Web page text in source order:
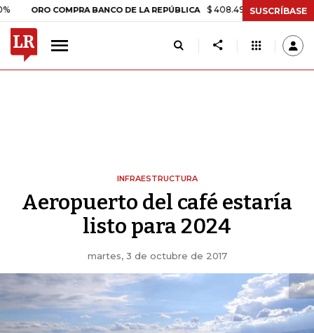
ORO COMPRA BANCO DE LA REPÚBLICA $ 408.498,97 +$ 8.753,81
SUSCRÍBASE
INFRAESTRUCTURA
Aeropuerto del café estaría
listo para 2024
martes, 3 de octubre de 2017